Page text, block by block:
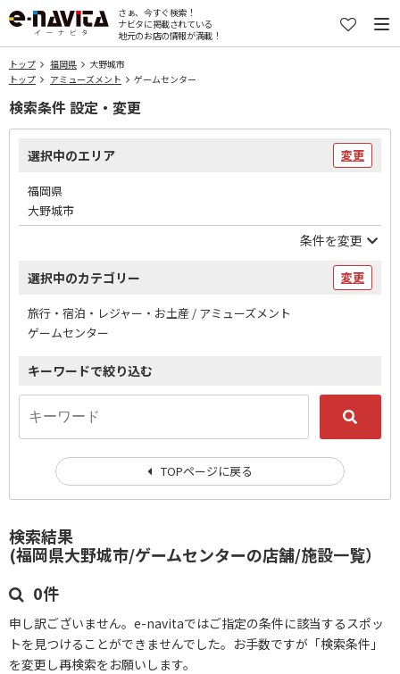
さぁ、今すぐ検索！
ナビタに掲載されている
地元のお店の情報が満載！
トップ 福岡県
大野城市
トップ
アミューズメント ゲームセンター
検索結果
(福岡県大野城市/ゲームセンターの店舗/施設一覧）
0件
申し訳ございません。e-navitaではご指定の条件に該当するスポッ
トを見つけることができませんでした。お手数ですが「検索条件」
を変更し再検索をお願いします。
検索条件 設定・変更
選択中のエリア 変更
福岡県
大野城市
条件を変更
選択中のカテゴリー 変更
旅行・宿泊・レジャー・お土産 / アミューズメント
ゲームセンター
キーワードで絞り込む
TOPページに戻る